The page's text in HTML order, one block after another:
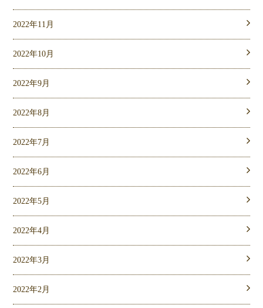
2022年11月
2022年10月
2022年9月
2022年8月
2022年7月
2022年6月
2022年5月
2022年4月
2022年3月
2022年2月